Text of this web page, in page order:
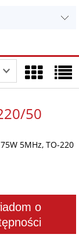
50
5MHz, TO-220
o